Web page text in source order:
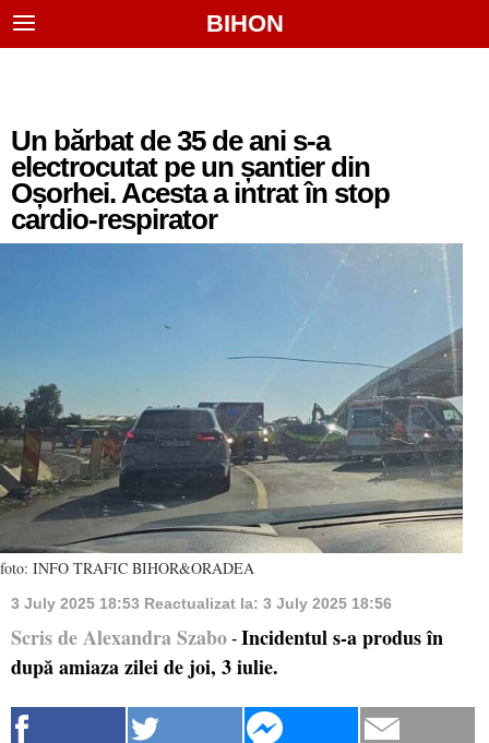
BIHON
Un bărbat de 35 de ani s-a
electrocutat pe un șantier din
Oșorhei. Acesta a intrat în stop
cardio-respirator
foto: INFO TRAFIC BIHOR&ORADEA
3 July 2025 18:53 Reactualizat la: 3 July 2025 18:56
Scris de Alexandra Szabo - Incidentul s-a produs în
după amiaza zilei de joi, 3 iulie.